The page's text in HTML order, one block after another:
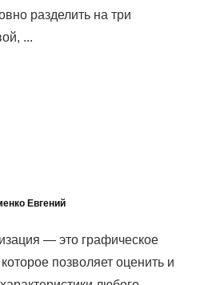
разделить на три
...
Евгений
— это графическое
позволяет оценить и